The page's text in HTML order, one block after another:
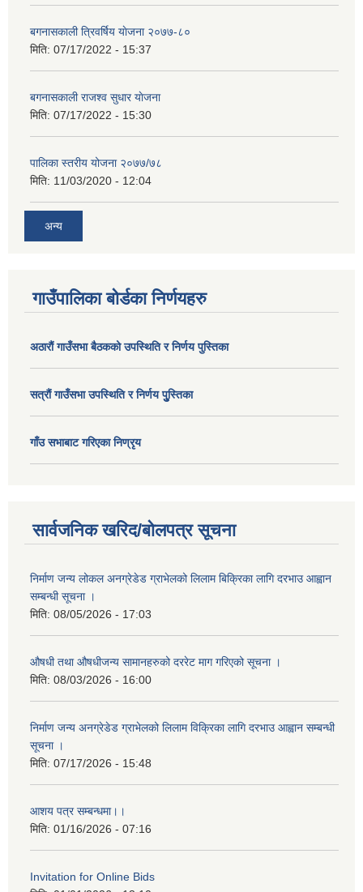
बगनासकाली त्रिवर्षिय याेजना २०७७-८०
मिति: 07/17/2022 - 15:37
बगनासकाली राजश्व सुधार याेजना
मिति: 07/17/2022 - 15:30
पालिका स्तरीय योजना २०७७/७८
मिति: 11/03/2020 - 12:04
अन्य
गाउँपालिका बोर्डका निर्णयहरु
अठाराैं गाउँसभा बैठकको उपस्थिति र निर्णय पुस्तिका
सत्राैं गाउँसभा उपस्थिति र निर्णय पुु्स्तिका
गाँउ सभाबाट गरिएका निण्रृय
सार्वजनिक खरिद/बोलपत्र सूचना
निर्माण जन्य लोकल अनग्रेडेड ग्राभेलको लिलाम बिक्रिका लागि दरभाउ आह्वान
सम्बन्धी सूचना ।
मिति: 08/05/2026 - 17:03
औषधी तथा औषधीजन्य सामानहरुको दररेट माग गरिएको सूचना ।
मिति: 08/03/2026 - 16:00
निर्माण जन्य अनग्रेडेड ग्राभेलको लिलाम विक्रिका लागि दरभाउ आह्वान सम्बन्धी
सूचना ।
मिति: 07/17/2026 - 15:48
आशय पत्र सम्बन्धमा।।
मिति: 01/16/2026 - 07:16
Invitation for Online Bids